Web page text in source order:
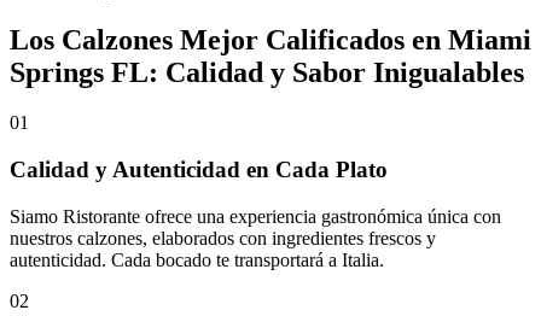
Los Calzones Mejor Calificados en Miami
Springs FL: Calidad y Sabor Inigualables
01
Calidad y Autenticidad en Cada Plato
Siamo Ristorante ofrece una experiencia gastronómica única con
nuestros calzones, elaborados con ingredientes frescos y
autenticidad. Cada bocado te transportará a Italia.
02